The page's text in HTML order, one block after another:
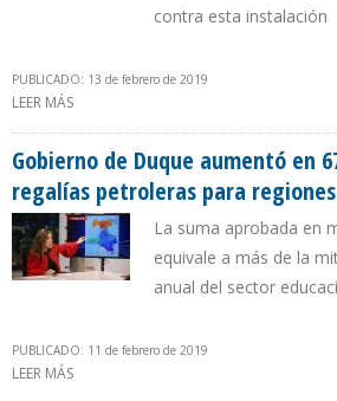
contra esta instalación
PUBLICADO: 13 de febrero de 2019
LEER MÁS
Gobierno de Duque aumentó en
regalías petroleras para regiones
La suma aprobada en
equivale a más de la
anual del sector
PUBLICADO: 11 de febrero de 2019
LEER MÁS